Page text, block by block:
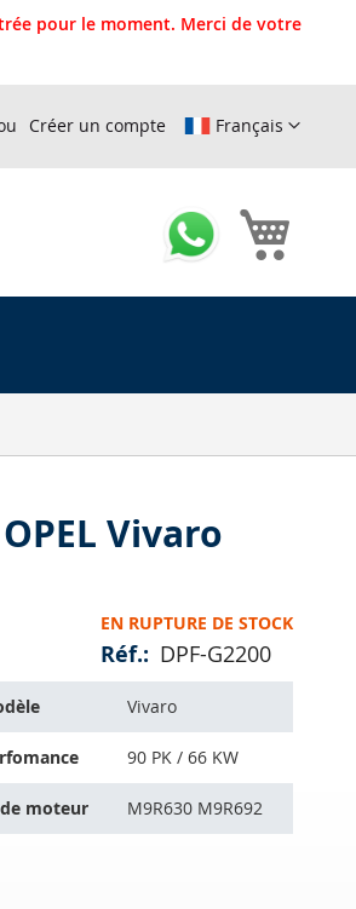
pour le moment. Merci de votre
Français
Créer un compte
Vivaro
EN RUPTURE DE STOCK
Réf. DPF-G2200
Vivaro
90 PK / 66 KW
moteur M9R630 M9R692